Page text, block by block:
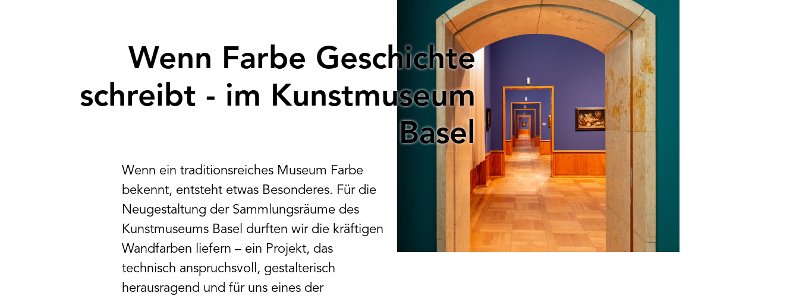
Wenn Farbe Geschichte
schreibt - im Kunstmuseum
Basel
Wenn ein traditionsreiches Museum Farbe
bekennt, entsteht etwas Besonderes. Für die
Neugestaltung der Sammlungsräume des
Kunstmuseums Basel durften wir die kräftigen
Wandfarben liefern – ein Projekt, das
technisch anspruchsvoll, gestalterisch
herausragend und für uns eines der